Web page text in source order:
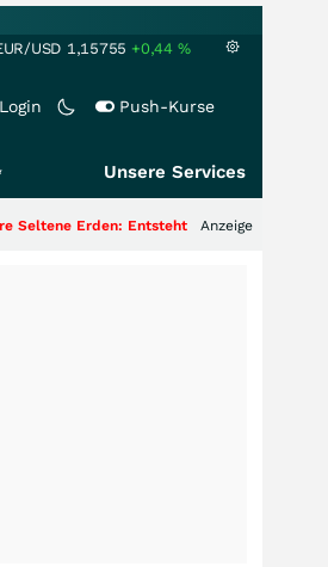
USD 1,15755 +0,44 %
Login Push-Kurse
Unsere Services
Erden: Entsteht hier die nächste
Anzeige